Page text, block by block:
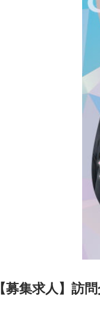
【募集求人】訪